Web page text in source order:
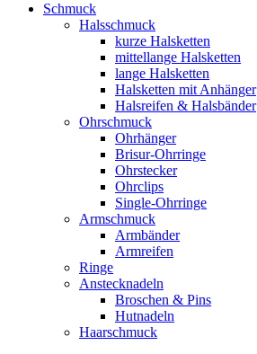
Schmuck
Halsschmuck
kurze Halsketten
mittellange Halsketten
lange Halsketten
Halsketten mit Anhänger
Halsreifen & Halsbänder
Ohrschmuck
Ohrhänger
Brisur-Ohrringe
Ohrstecker
Ohrclips
Single-Ohrringe
Armschmuck
Armbänder
Armreifen
Ringe
Anstecknadeln
Broschen & Pins
Hutnadeln
Haarschmuck